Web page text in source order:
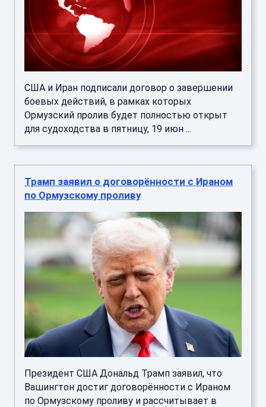
США и Иран подписали договор о завершении
боевых действий, в рамках которых
Ормузский пролив будет полностью открыт
для судоходства в пятницу, 19 июн ...
Трамп заявил о договорённости с Ираном
по Ормузскому проливу
Президент США Дональд Трамп заявил, что
Вашингтон достиг договорённости с Ираном
по Ормузскому проливу и рассчитывает в